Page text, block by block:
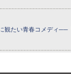
観たい青春コメディ──